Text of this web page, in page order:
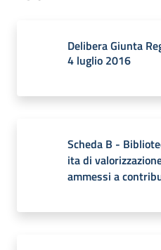
Delibera Giunta
4 luglio 2016
Scheda B -
ita di
ammessi a